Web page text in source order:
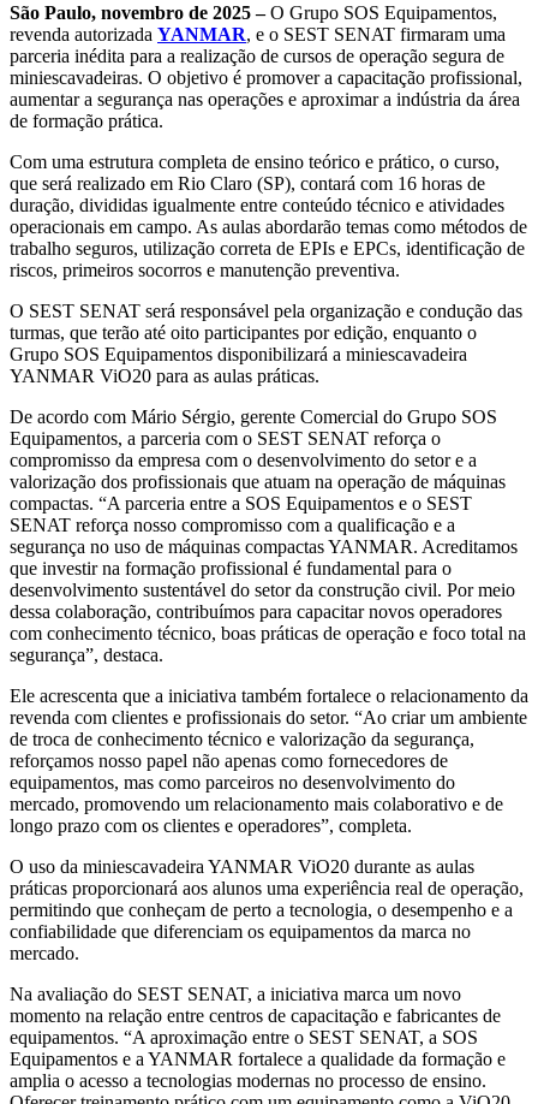
São Paulo, novembro de 2025 –O Grupo SOS Equipamentos,
revenda autorizada YANMAR, e o SEST SENAT firmaram uma
parceria inédita para a realização de cursos de operação segura de
miniescavadeiras. O objetivo é promover a capacitação profissional,
aumentar a segurança nas operações e aproximar a indústria da área
de formação prática.
Com uma estrutura completa de ensino teórico e prático, o curso,
que será realizado em Rio Claro (SP), contará com 16 horas de
duração, divididas igualmente entre conteúdo técnico e atividades
operacionais em campo. As aulas abordarão temas como métodos de
trabalho seguros, utilização correta de EPIs e EPCs, identificação de
riscos, primeiros socorros e manutenção preventiva.
O SEST SENAT será responsável pela organização e condução das
turmas, que terão até oito participantes por edição, enquanto o
Grupo SOS Equipamentos disponibilizará a miniescavadeira
YANMAR ViO20 para as aulas práticas.
De acordo com Mário Sérgio, gerente Comercial do Grupo SOS
Equipamentos, a parceria com o SEST SENAT reforça o
compromisso da empresa com o desenvolvimento do setor e a
valorização dos profissionais que atuam na operação de máquinas
compactas. “A parceria entre a SOS Equipamentos e o SEST
SENAT reforça nosso compromisso com a qualificação e a
segurança no uso de máquinas compactas YANMAR. Acreditamos
que investir na formação profissional é fundamental para o
desenvolvimento sustentável do setor da construção civil. Por meio
dessa colaboração, contribuímos para capacitar novos operadores
com conhecimento técnico, boas práticas de operação e foco total na
segurança”, destaca.
Ele acrescenta que a iniciativa também fortalece o relacionamento da
revenda com clientes e profissionais do setor. “Ao criar um ambiente
de troca de conhecimento técnico e valorização da segurança,
reforçamos nosso papel não apenas como fornecedores de
equipamentos, mas como parceiros no desenvolvimento do
mercado, promovendo um relacionamento mais colaborativo e de
longo prazo com os clientes e operadores”, completa.
O uso da miniescavadeira YANMAR ViO20 durante as aulas
práticas proporcionará aos alunos uma experiência real de operação,
permitindo que conheçam de perto a tecnologia, o desempenho e a
confiabilidade que diferenciam os equipamentos da marca no
mercado.
Na avaliação do SEST SENAT, a iniciativa marca um novo
momento na relação entre centros de capacitação e fabricantes de
equipamentos. “A aproximação entre o SEST SENAT, a SOS
Equipamentos e a YANMAR fortalece a qualidade da formação e
amplia o acesso a tecnologias modernas no processo de ensino.